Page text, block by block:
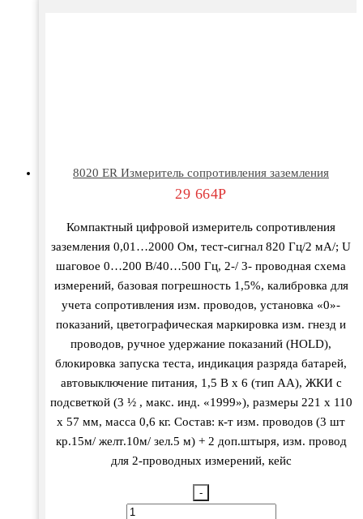
8020 ER Измеритель сопротивления заземления
29 664Р
Компактный цифровой измеритель сопротивления
заземления 0,01…2000 Ом, тест-сигнал 820 Гц/2 мА/; U
шаговое 0…200 В/40…500 Гц, 2-/ 3- проводная схема
измерений, базовая погрешность 1,5%, калибровка для
учета сопротивления изм. проводов, установка «0»-
показаний, цветографическая маркировка изм. гнезд и
проводов, ручное удержание показаний (HOLD),
блокировка запуска теста, индикация разряда батарей,
автовыключение питания, 1,5 В х 6 (тип АА), ЖКИ с
подсветкой (3 ½ , макс. инд. «1999»), размеры 221 х 110
х 57 мм, масса 0,6 кг. Состав: к-т изм. проводов (3 шт
кр.15м/ желт.10м/ зел.5 м) + 2 доп.штыря, изм. провод
для 2-проводных измерений, кейс
-
Количество